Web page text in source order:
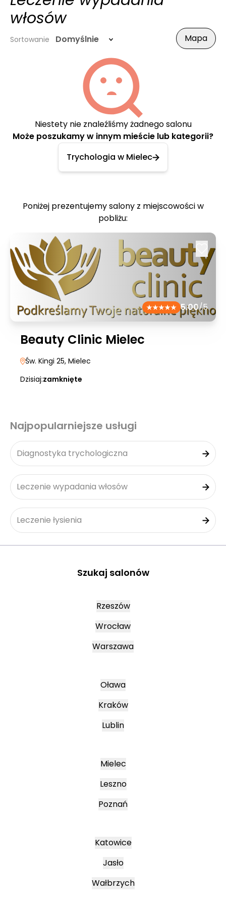
włosów
Sortowanie Domyślnie Mapa
Niestety nie znaleźliśmy żadnego salonu
Może poszukamy w innym mieście lub kategorii?
Trychologia w Mielec
Poniżej prezentujemy salony z miejscowości w
pobliżu:
5.00/5
Beauty Clinic Mielec
Św. Kingi 25, Mielec
Dzisiaj:zamknięte
Najpopularniejsze usługi
Diagnostyka trychologiczna
Leczenie wypadania włosów
Leczenie łysienia
Szukaj salonów
Rzeszów
Wrocław
Warszawa
Oława
Kraków
Lublin
Mielec
Leszno
Poznań
Katowice
Jasło
Wałbrzych